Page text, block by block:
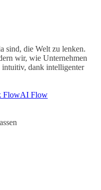
sind, die Welt zu lenken.
wir, wie Unternehmen
dank intelligenter
FlowAI Flow